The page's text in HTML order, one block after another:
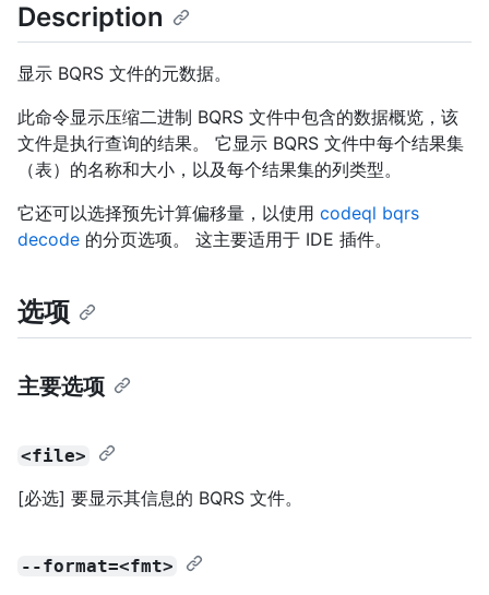
Description
显示 BQRS 文件的元数据。
此命令显示压缩二进制 BQRS 文件中包含的数据概览，该
文件是执行查询的结果。 它显示 BQRS 文件中每个结果集
（表）的名称和大小，以及每个结果集的列类型。
它还可以选择预先计算偏移量，以使用 codeql bqrs
decode 的分页选项。 这主要适用于 IDE 插件。
选项
主要选项
<file>
[必选] 要显示其信息的 BQRS 文件。
--format=<fmt>